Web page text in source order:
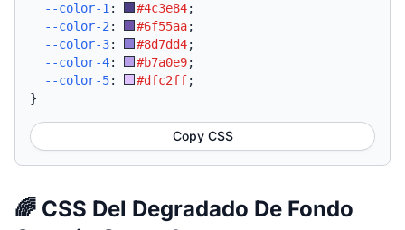
--color-1 : #4c3e84;
--color-2 : #6f55aa;
--color-3: #8d7dd4;
--color-4: #b7a0e9;
--color-5: #dfc2ff;
}
Copy CSS
🌈 CSS Del Degradado De Fondo